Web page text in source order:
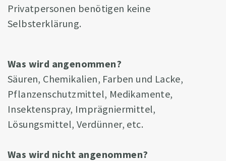
Privatpersonen benötigen keine
Selbsterklärung.
Was wird angenommen?
Säuren, Chemikalien, Farben und Lacke,
Pflanzenschutzmittel, Medikamente,
Insektenspray, Imprägniermittel,
Lösungsmittel, Verdünner, etc.
Was wird nicht angenommen?